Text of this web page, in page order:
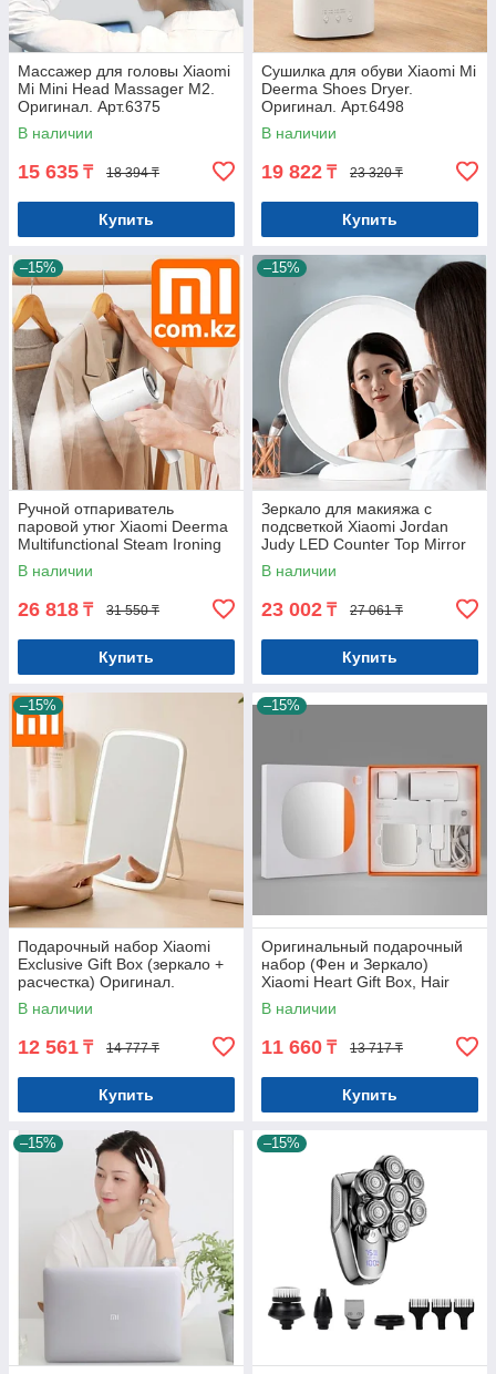
Массажер для головы Xiaomi
Mi Mini Head Massager M2.
Оригинал. Арт.6375
В наличии
15 635 ₸ 18 394 ₸
Купить
Сушилка для обуви Xiaomi Mi
Deerma Shoes Dryer.
Оригинал. Арт.6498
В наличии
19 822 ₸ 23 320 ₸
Купить
–15%
Ручной отпариватель
паровой утюг Xiaomi Deerma
Multifunctional Steam Ironing
DEM-HS200 Арт.6544
В наличии
26 818 ₸ 31 550 ₸
Купить
–15%
Зеркало для макияжа с
подсветкой Xiaomi Jordan
Judy LED Counter Top Mirror
Арт.6888
В наличии
23 002 ₸ 27 061 ₸
Купить
–15%
Подарочный набор Xiaomi
Exclusive Gift Box (зеркало +
расчестка) Оригинал.
Арт.7102
В наличии
12 561 ₸ 14 777 ₸
Купить
–15%
Оригинальный подарочный
набор (Фен и Зеркало)
Xiaomi Heart Gift Box, Hair
Dryerl + Mirror Оригинал.
Арт.7151
В наличии
11 660 ₸ 13 717 ₸
Купить
–15% –15%